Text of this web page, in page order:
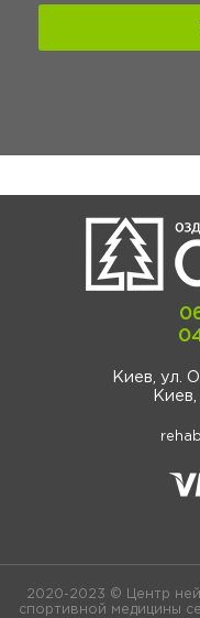
Киев, ул.
Киев,
2020-2023 © Центр
спортивной медицины